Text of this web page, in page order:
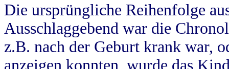
Die ursprüngliche Reihenfolge
Ausschlaggebend war die
z.B. nach der Geburt krank war,
anzeigen konnten, wurde das